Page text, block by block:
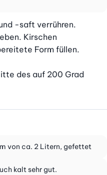
-saft verrühren.
Kirschen
Form füllen.
des auf 200 Grad
von ca. 2 Litern, gefettet
kalt sehr gut.